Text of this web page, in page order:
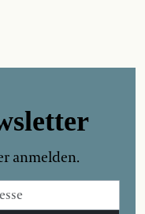
anmelden.